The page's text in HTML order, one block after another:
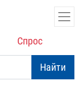
Спрос
Найти